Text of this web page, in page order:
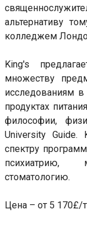
альтернативу
колледжем
King's
множеству
исследованиям в
продуктах
философии,
University Guide.
спектру
психиатрию,
стоматологию.
Цена – от 5 170£/